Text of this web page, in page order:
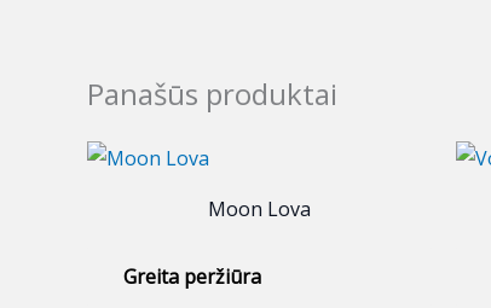
Panašūs produktai
Moon Lova
Greita peržiūra